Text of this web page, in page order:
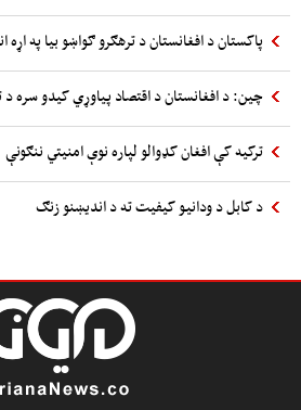
پاکستان د افغانستان د ترهګرو ګواښو بیا په اړه
چین: د افغانستان د اقتصاد پیاوړي کیدو سره
ترکیه کې افغان کډوالو لپاره نوې امنیتي ننګونې
د کابل د ودانیو کیفیت ته د اندیښنو زنګ